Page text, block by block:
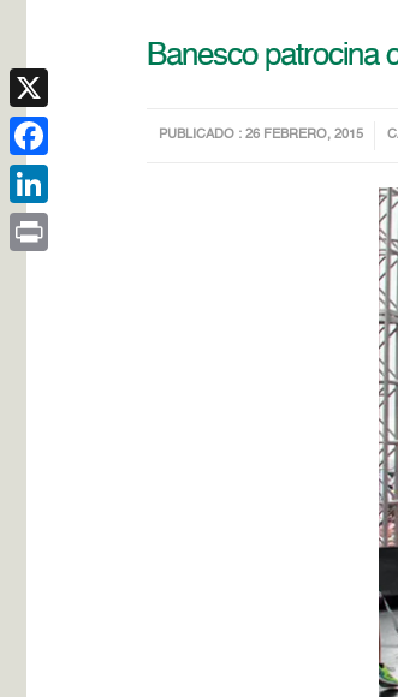
Banesco patrocina
PUBLICADO : 26 FEBRERO, 2015
X
Facebook
LinkedIn